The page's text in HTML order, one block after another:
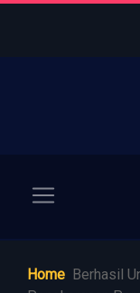
Home Berhasil